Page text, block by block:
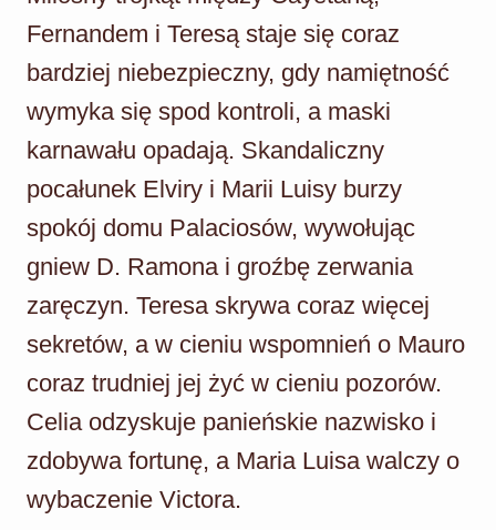
Fernandem i Teresą staje się coraz
bardziej niebezpieczny, gdy namiętność
wymyka się spod kontroli, a maski
karnawału opadają. Skandaliczny
pocałunek Elviry i Marii Luisy burzy
spokój domu Palaciosów, wywołując
gniew D. Ramona i groźbę zerwania
zaręczyn. Teresa skrywa coraz więcej
sekretów, a w cieniu wspomnień o Mauro
coraz trudniej jej żyć w cieniu pozorów.
Celia odzyskuje panieńskie nazwisko i
zdobywa fortunę, a Maria Luisa walczy o
wybaczenie Victora.